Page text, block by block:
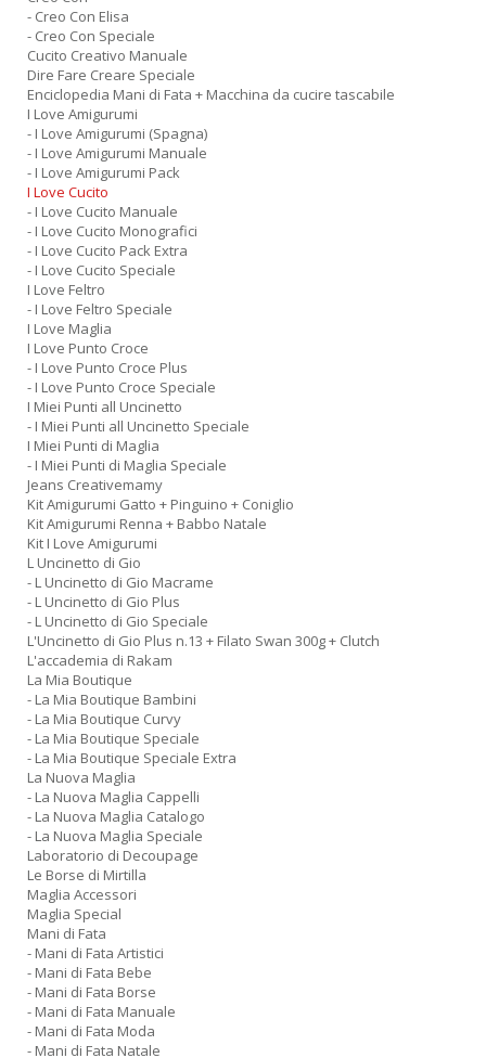
- Creo Con Elisa
- Creo Con Speciale
Cucito Creativo Manuale
Dire Fare Creare Speciale
Enciclopedia Mani di Fata + Macchina da cucire tascabile
I Love Amigurumi
- I Love Amigurumi (Spagna)
- I Love Amigurumi Manuale
- I Love Amigurumi Pack
I Love Cucito
- I Love Cucito Manuale
- I Love Cucito Monografici
- I Love Cucito Pack Extra
- I Love Cucito Speciale
I Love Feltro
- I Love Feltro Speciale
I Love Maglia
I Love Punto Croce
- I Love Punto Croce Plus
- I Love Punto Croce Speciale
I Miei Punti all Uncinetto
- I Miei Punti all Uncinetto Speciale
I Miei Punti di Maglia
- I Miei Punti di Maglia Speciale
Jeans Creativemamy
Kit Amigurumi Gatto + Pinguino + Coniglio
Kit Amigurumi Renna + Babbo Natale
Kit I Love Amigurumi
L Uncinetto di Gio
- L Uncinetto di Gio Macrame
- L Uncinetto di Gio Plus
- L Uncinetto di Gio Speciale
L'Uncinetto di Gio Plus n.13 + Filato Swan 300g + Clutch
L'accademia di Rakam
La Mia Boutique
- La Mia Boutique Bambini
- La Mia Boutique Curvy
- La Mia Boutique Speciale
- La Mia Boutique Speciale Extra
La Nuova Maglia
- La Nuova Maglia Cappelli
- La Nuova Maglia Catalogo
- La Nuova Maglia Speciale
Laboratorio di Decoupage
Le Borse di Mirtilla
Maglia Accessori
Maglia Special
Mani di Fata
- Mani di Fata Artistici
- Mani di Fata Bebe
- Mani di Fata Borse
- Mani di Fata Manuale
- Mani di Fata Moda
- Mani di Fata Natale